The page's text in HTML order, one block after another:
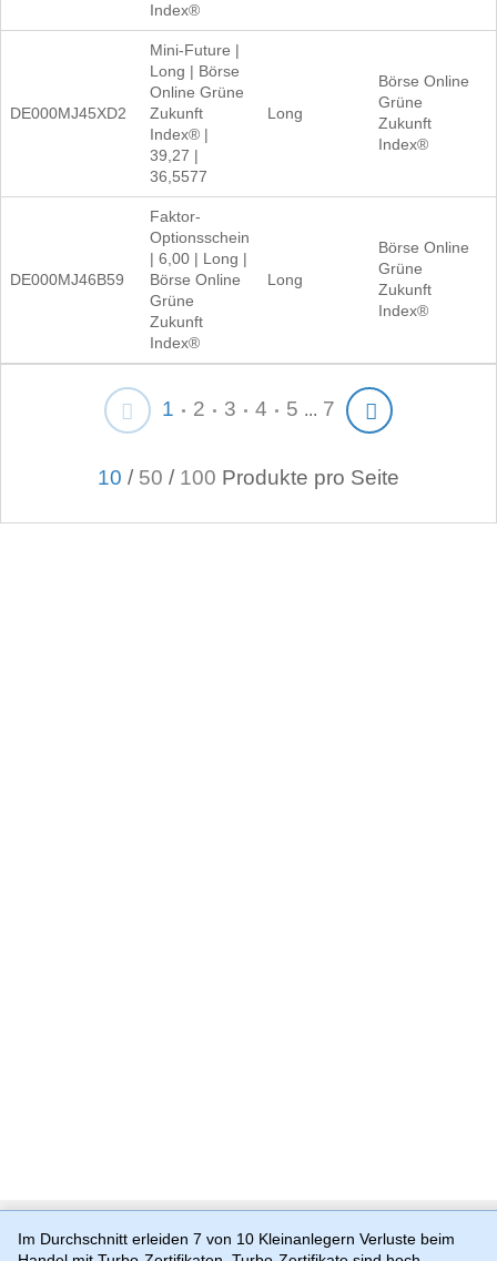
Index®
DE000MJ45XD2
Mini-Future |
Long | Börse
Online Grüne
Zukunft
Index® |
39,27 |
36,5577
Long
Börse Online
Grüne
Zukunft
Index®
DE000MJ46B59
Faktor-
Optionsschein
| 6,00 | Long |
Börse Online
Grüne
Zukunft
Index®
Long
Börse Online
Grüne
Zukunft
Index®
1 2 3 4 5 ... 7
10 / 50 / 100 Produkte pro Seite
Im Durchschnitt erleiden 7 von 10 Kleinanlegern Verluste beim